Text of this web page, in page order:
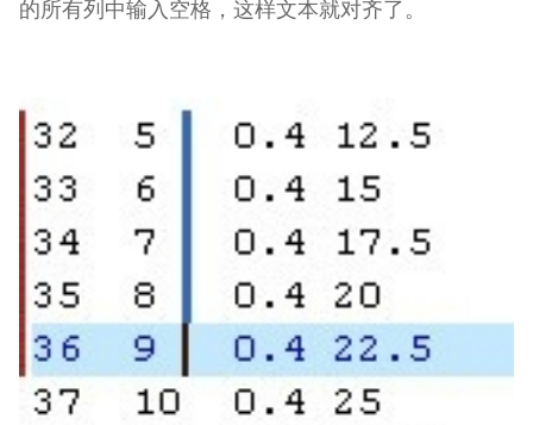
的所有列中输入空格，这样文本就对齐了。